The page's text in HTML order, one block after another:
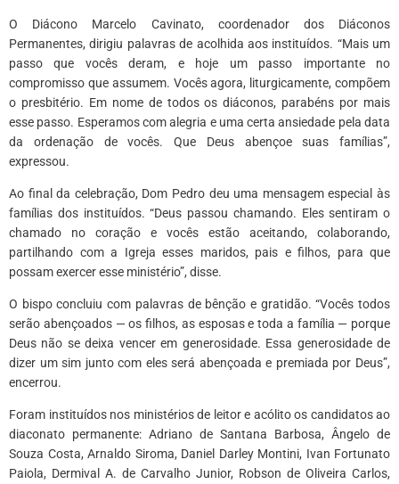
O Diácono Marcelo Cavinato, coordenador dos Diáconos
Permanentes, dirigiu palavras de acolhida aos instituídos. “Mais um
passo que vocês deram, e hoje um passo importante no
compromisso que assumem. Vocês agora, liturgicamente, compõem
o presbitério. Em nome de todos os diáconos, parabéns por mais
esse passo. Esperamos com alegria e uma certa ansiedade pela data
da ordenação de vocês. Que Deus abençoe suas famílias”,
expressou.
Ao final da celebração, Dom Pedro deu uma mensagem especial às
famílias dos instituídos. “Deus passou chamando. Eles sentiram o
chamado no coração e vocês estão aceitando, colaborando,
partilhando com a Igreja esses maridos, pais e filhos, para que
possam exercer esse ministério”, disse.
O bispo concluiu com palavras de bênção e gratidão. “Vocês todos
serão abençoados — os filhos, as esposas e toda a família — porque
Deus não se deixa vencer em generosidade. Essa generosidade de
dizer um sim junto com eles será abençoada e premiada por Deus”,
encerrou.
Foram instituídos nos ministérios de leitor e acólito os candidatos ao
diaconato permanente: Adriano de Santana Barbosa, Ângelo de
Souza Costa, Arnaldo Siroma, Daniel Darley Montini, Ivan Fortunato
Paiola, Dermival A. de Carvalho Junior, Robson de Oliveira Carlos,